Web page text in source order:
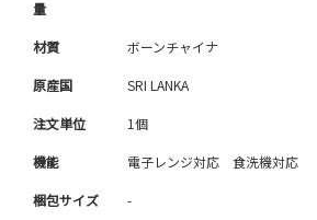
量
材質 ボーンチャイナ
原産国 SRI LANKA
注文単位 1個
機能 電子レンジ対応 食洗機対応
梱包サイズ -